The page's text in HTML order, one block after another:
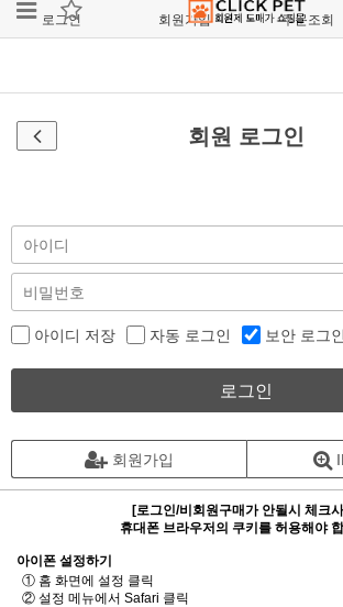
로그인 회원가입 주문조회
회원 로그인
아이디 저장 자동 로그인 보안 로그인
로그인
회원가입
[로그인/비회원구매가 안될시 체크
휴대폰 브라우저의 쿠키를 허용해야
아이폰 설정하기
① 홈 화면에 설정 클릭
② 설정 메뉴에서 Safari 클릭